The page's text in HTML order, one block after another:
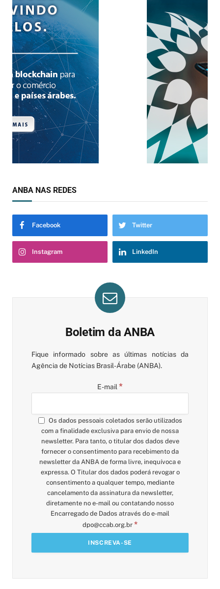
ANBA NAS REDES
Facebook Twitter
Instagram LinkedIn
Boletim da ANBA
Fique informado sobre as últimas notícias da
Agência de Notícias Brasil-Árabe (ANBA).
E-mail *
Os dados pessoais coletados serão utilizados
com a finalidade exclusiva para envio de nossa
newsletter. Para tanto, o titular dos dados deve
fornecer o consentimento para recebimento da
newsletter da ANBA de forma livre, inequívoca e
expressa. O Titular dos dados poderá revogar o
consentimento a qualquer tempo, mediante
cancelamento da assinatura da newsletter,
diretamente no e-mail ou contatando nosso
Encarregado de Dados através do e-mail
dpo@ccab.org.br *